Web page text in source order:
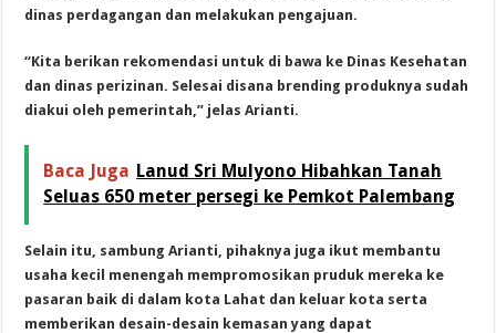
dinas perdagangan dan melakukan pengajuan.
“Kita berikan rekomendasi untuk di bawa ke Dinas Kesehatan
dan dinas perizinan. Selesai disana brending produknya sudah
diakui oleh pemerintah,” jelas Arianti.
Baca Juga Lanud Sri Mulyono Hibahkan Tanah
Seluas 650 meter persegi ke Pemkot Palembang
Selain itu, sambung Arianti, pihaknya juga ikut membantu
usaha kecil menengah mempromosikan pruduk mereka ke
pasaran baik di dalam kota Lahat dan keluar kota serta
memberikan desain-desain kemasan yang dapat